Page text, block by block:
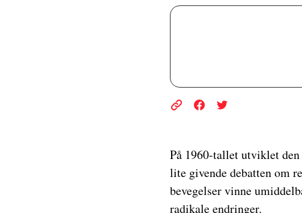
På 1960-tallet utviklet
lite givende debatten om
bevegelser vinne
radikale endringer.